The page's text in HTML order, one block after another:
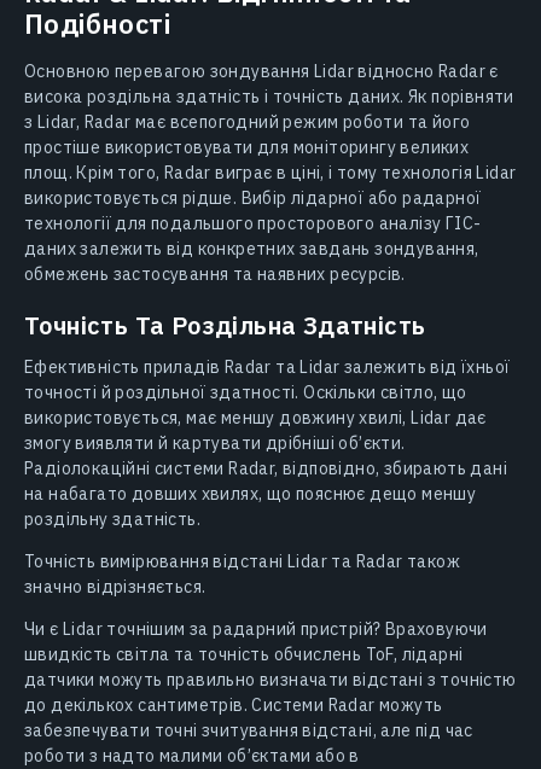
Подібності
Основною перевагою зондування Lidar відносно Radar є
висока роздільна здатність і точність даних. Як порівняти
з Lidar, Radar має всепогодний режим роботи та його
простіше використовувати для моніторингу великих
площ. Крім того, Radar виграє в ціні, і тому технологія Lidar
використовується рідше. Вибір лідарної або радарної
технології для подальшого просторового аналізу ГІС-
даних залежить від конкретних завдань зондування,
обмежень застосування та наявних ресурсів.
Точність Та Роздільна Здатність
Ефективність приладів Radar та Lidar залежить від їхньої
точності й роздільної здатності. Оскільки світло, що
використовується, має меншу довжину хвилі, Lidar дає
змогу виявляти й картувати дрібніші об’єкти.
Радіолокаційні системи Radar, відповідно, збирають дані
на набагато довших хвилях, що пояснює дещо меншу
роздільну здатність.
Точність вимірювання відстані Lidar та Radar також
значно відрізняється.
Чи є Lidar точнішим за радарний пристрій? Враховуючи
швидкість світла та точність обчислень ToF, лідарні
датчики можуть правильно визначати відстані з точністю
до декількох сантиметрів. Системи Radar можуть
забезпечувати точні зчитування відстані, але під час
роботи з надто малими об’єктами або в